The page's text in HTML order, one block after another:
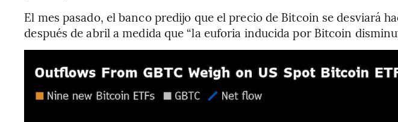
El mes pasado, el banco predijo que el precio de Bitcoin se desviará
después de abril a medida que “la euforia inducida por Bitcoin